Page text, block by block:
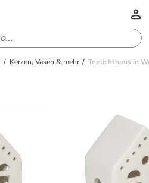
Kerzen, Vasen & mehr Teelichthaus in